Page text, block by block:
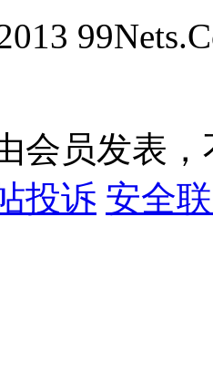
会员发表
投诉 安全